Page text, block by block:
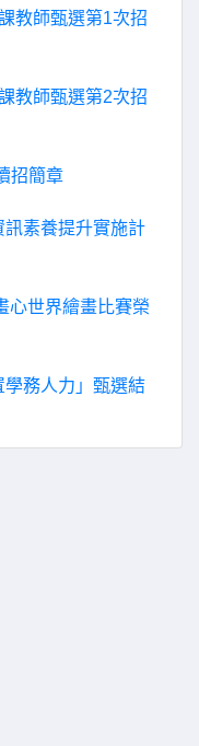
教師甄選第1次招
教師甄選第2次招
招簡章
素養提升實施計
心世界繪畫比賽榮
務人力」甄選結